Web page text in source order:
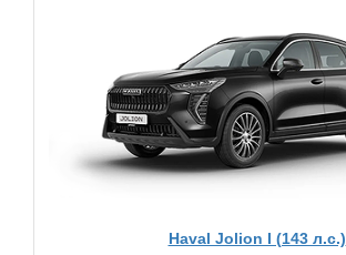
Haval Jolion I (143 л.с.)